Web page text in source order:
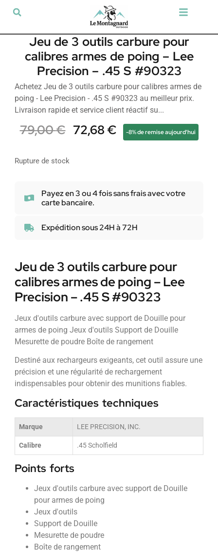
Jeu de 3 outils carbure pour
calibres armes de poing – Lee
Precision – .45 S #90323
Achetez Jeu de 3 outils carbure pour calibres armes de
poing - Lee Precision - .45 S #90323 au meilleur prix.
Livraison rapide et service client réactif su...
79,00€ 72,68€ -8% de remise aujourd'hui
Rupture de stock
Payez en 3 ou 4 fois sans frais avec votre
carte bancaire.
Expédition sous 24H à 72H
Jeu de 3 outils carbure pour
calibres armes de poing – Lee
Precision – .45 S #90323
Jeux d'outils carbure avec support de Douille pour
armes de poing Jeux d'outils Support de Douille
Mesurette de poudre Boîte de rangement
Destiné aux rechargeurs exigeants, cet outil assure une
précision et une régularité de rechargement
indispensables pour obtenir des munitions fiables.
Caractéristiques techniques
Marque LEE PRECISION, INC.
Calibre .45 Scholfield
Points forts
Jeux d'outils carbure avec support de Douille
pour armes de poing
Jeux d'outils
Support de Douille
Mesurette de poudre
Boîte de rangement